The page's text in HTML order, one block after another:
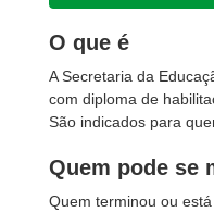
O que é
A Secretaria da
com diploma de
São indicados para
Quem pode se
Quem terminou ou